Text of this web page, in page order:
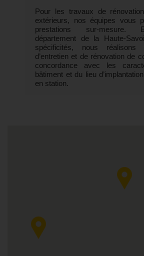
Pour les travaux de
extérieurs, nos équipes vous
prestations sur-mesure.
département de la Haute-
spécificités, nous réalisons
d’entretien et de rénovation de
concordance avec les
bâtiment et du lieu
en station.